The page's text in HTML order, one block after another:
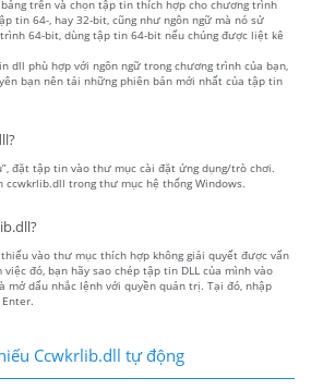
trên và chọn tập tin thích hợp cho chương trình
tin 64-, hay 32-bit, cũng như ngôn ngữ mà nó sử
64-bit, dùng tập tin 64-bit nếu chúng được liệt kê
dll phù hợp với ngôn ngữ trong chương trình của bạn,
bạn nên tải những phiên bản mới nhất của tập tin
đặt tập tin vào thư mục cài đặt ứng dụng/trò chơi.
trong thư mục hệ thống Windows.
vào thư mục thích hợp không giải quyết được vấn
đó, bạn hãy sao chép tập tin DLL của mình vào
mở dấu nhắc lệnh với quyền quản trị. Tại đó, nhập
Ccwkrlib.dll tự động